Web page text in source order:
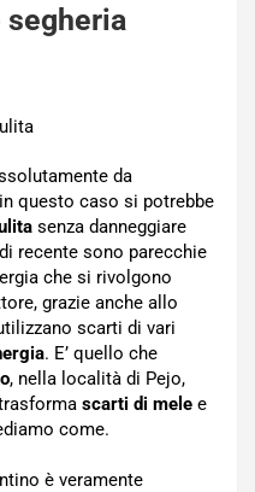
segheria
da
questo caso si potrebbe
senza danneggiare
recente sono parecchie
che si rivolgono
grazie anche allo
scarti di vari
. E’ quello che
, nella località di Pejo,
scarti di mele e
come.
è veramente